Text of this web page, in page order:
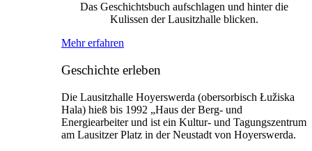
Das Geschichtsbuch aufschlagen und hinter die
Kulissen der Lausitzhalle blicken.
Mehr erfahren
Geschichte erleben
Die Lausitzhalle Hoyerswerda (obersorbisch Łužiska
Hala) hieß bis 1992 „Haus der Berg- und
Energiearbeiter und ist ein Kultur- und Tagungszentrum
am Lausitzer Platz in der Neustadt von Hoyerswerda.